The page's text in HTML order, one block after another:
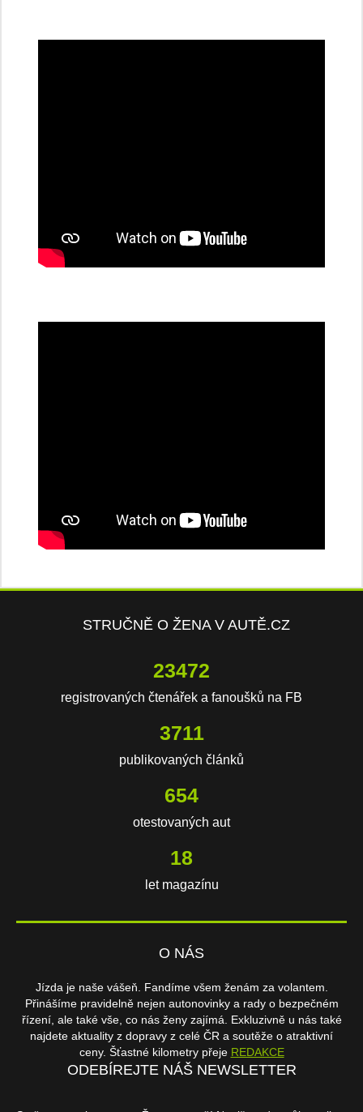
STRUČNĚ O ŽENA V AUTĚ.CZ
23472
registrovaných čtenářek a fanoušků na FB
3711
publikovaných článků
654
otestovaných aut
18
let magazínu
O NÁS
Jízda je naše vášeň. Fandíme všem ženám za volantem.
Přinášíme pravidelně nejen autonovinky a rady o bezpečném
řízení, ale také vše, co nás ženy zajímá. Exkluzivně u nás také
najdete aktuality z dopravy z celé ČR a soutěže o atraktivní
ceny. Šťastné kilometry přeje REDAKCE
ODEBÍREJTE NÁŠ NEWSLETTER